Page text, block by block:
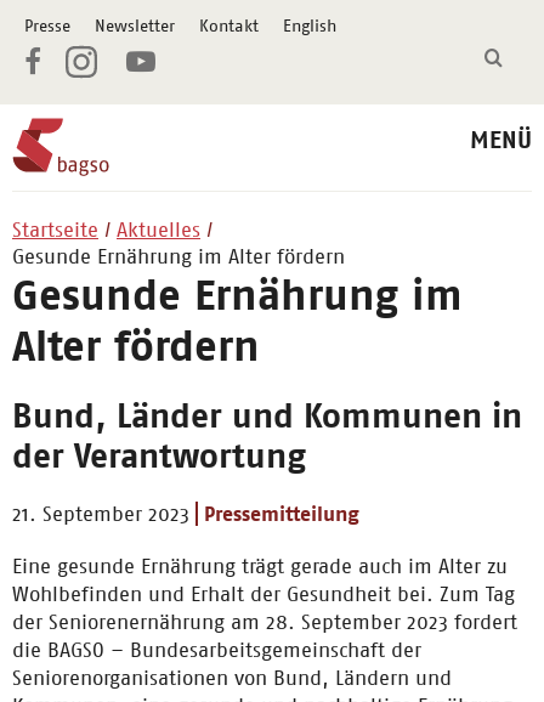
Presse Newsletter Kontakt English
MENÜ
Startseite
Aktuelles
Gesunde Ernährung im Alter fördern
Gesunde Ernährung im
Alter fördern
Bund, Länder und Kommunen in
der Verantwortung
21. September 2023 Pressemitteilung
Eine gesunde Ernährung trägt gerade auch im Alter zu
Wohlbefinden und Erhalt der Gesundheit bei. Zum Tag
der Seniorenernährung am 28. September 2023 fordert
die BAGSO – Bundesarbeitsgemeinschaft der
Seniorenorganisationen von Bund, Ländern und